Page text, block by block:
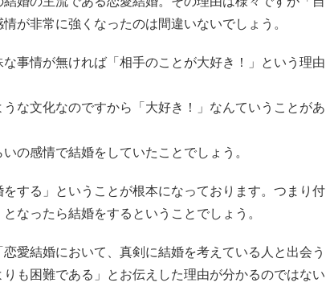
が非常に強くなったのは間違いないでしょう。
事情が無ければ「相手のことが大好き！」という理由
な文化なのですから「大好き！」なんていうことがあ
の感情で結婚をしていたことでしょう。
する」ということが根本になっております。つまり付
なったら結婚をするということでしょう。
愛結婚において、真剣に結婚を考えている人と出会う
も困難である」とお伝えした理由が分かるのではない